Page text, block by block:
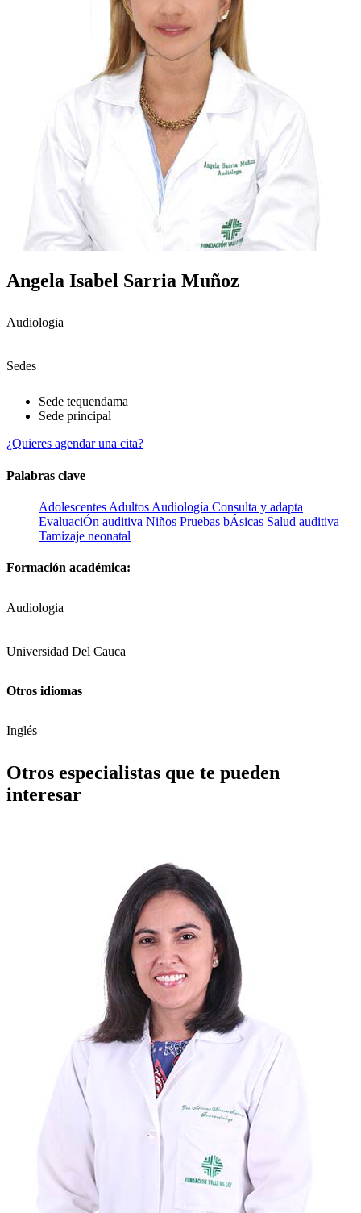
Angela Isabel Sarria Muñoz
Audiologia
Sedes
Sede tequendama
Sede principal
¿Quieres agendar una cita?
Palabras clave
Adolescentes Adultos Audiología Consulta y adapta
EvaluaciÓn auditiva Niños Pruebas bÁsicas Salud auditiva
Tamizaje neonatal
Formación académica:
Audiologia
Universidad Del Cauca
Otros idiomas
Inglés
Otros especialistas que te pueden
interesar